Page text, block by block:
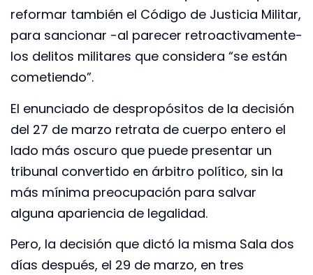
reformar también el Código de Justicia Militar,
para sancionar -al parecer retroactivamente-
los delitos militares que considera “se están
cometiendo”.
El enunciado de despropósitos de la decisión
del 27 de marzo retrata de cuerpo entero el
lado más oscuro que puede presentar un
tribunal convertido en árbitro político, sin la
más mínima preocupación para salvar
alguna apariencia de legalidad.
Pero, la decisión que dictó la misma Sala dos
días después, el 29 de marzo, en tres